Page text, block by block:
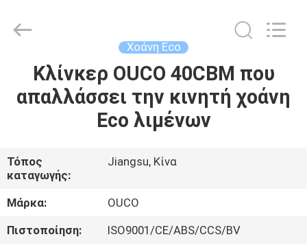
ΣΠΊΤΙ
ΒΊΝΤΕΟ
ΕΜΦΆΝΙΣΗ
VR
GROUP
Χοάνη Eco
Κλίνκερ OUCO 40CBM που
απαλλάσσει την κινητή χοάνη
Eco λιμένων
Τόπος
καταγωγής:
Jiangsu, Κίνα
Μάρκα:
OUCO
Πιστοποίηση:
ISO9001/CE/ABS/CCS/BV